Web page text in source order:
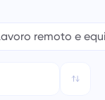
remoto e
i colleghi e